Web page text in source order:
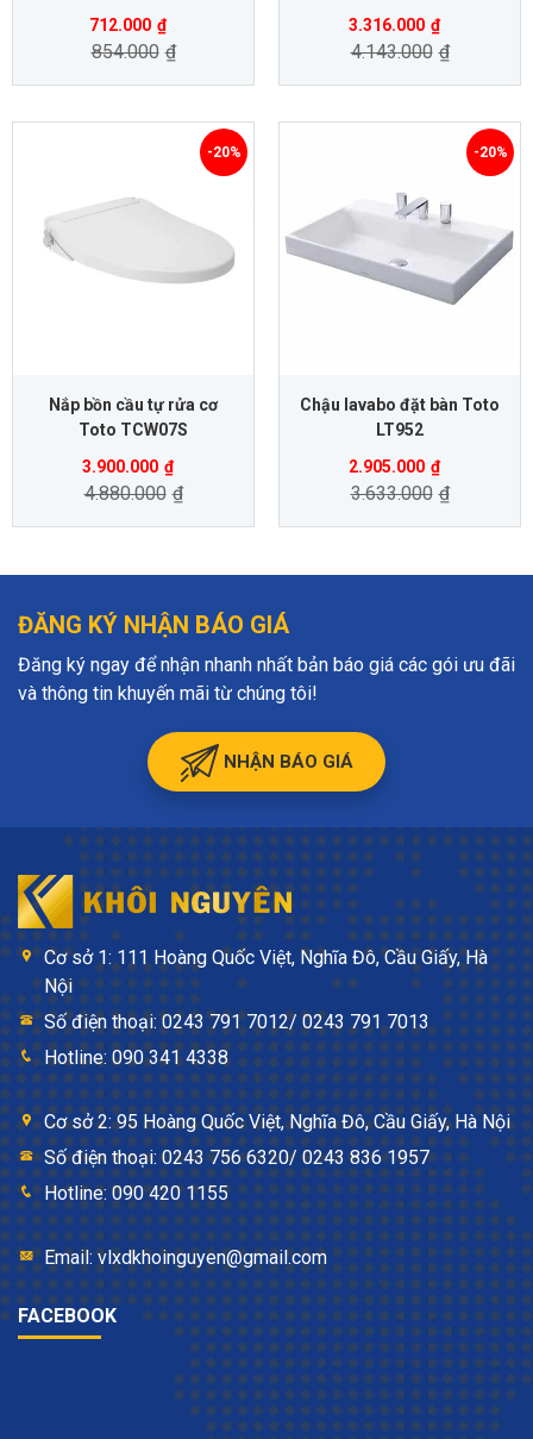
712.000 ₫
854.000 ₫
3.316.000 ₫
4.143.000 ₫
Nắp bồn cầu tự rửa cơ
Toto TCW07S
3.900.000 ₫
4.880.000 ₫
-20%
Chậu lavabo đặt bàn Toto
LT952
2.905.000 ₫
3.633.000 ₫
-20%
ĐĂNG KÝ NHẬN BÁO GIÁ
Đăng ký ngay để nhận nhanh nhất bản báo giá các gói ưu đãi
và thông tin khuyến mãi từ chúng tôi!
NHẬN BÁO GIÁ
Cơ sở 1: 111 Hoàng Quốc Việt, Nghĩa Đô, Cầu Giấy, Hà
Nội
Số điện thoại: 0243 791 7012/ 0243 791 7013
Hotline: 090 341 4338
Cơ sở 2: 95 Hoàng Quốc Việt, Nghĩa Đô, Cầu Giấy, Hà Nội
Số điện thoại: 0243 756 6320/ 0243 836 1957
Hotline: 090 420 1155
Email: vlxdkhoinguyen@gmail.com
FACEBOOK